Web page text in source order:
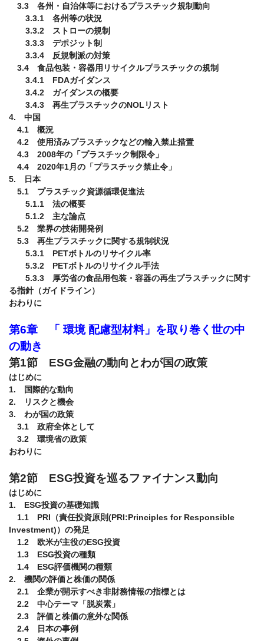
3.3　各州・自治体等におけるプラスチック規制動向
3.3.1　各州等の状況
3.3.2　ストローの規制
3.3.3　デポジット制
3.3.4　反規制派の対策
3.4　食品包装・容器用リサイクルプラスチックの規制
3.4.1　FDAガイダンス
3.4.2　ガイダンスの概要
3.4.3　再生プラスチックのNOLリスト
4.　中国
4.1　概況
4.2　使用済みプラスチックなどの輸入禁止措置
4.3　2008年の「プラスチック制限令」
4.4　2020年1月の「プラスチック禁止令」
5.　日本
5.1　プラスチック資源循環促進法
5.1.1　法の概要
5.1.2　主な論点
5.2　業界の技術開発例
5.3　再生プラスチックに関する規制状況
5.3.1　PETボトルのリサイクル率
5.3.2　PETボトルのリサイクル手法
5.3.3　厚労省の食品用包装・容器の再生プラスチックに関す
る指針（ガイドライン）
おわりに
第6章　「 環境 配慮型材料」を取り巻く世の中
の動き
第1節　ESG金融の動向とわが国の政策
はじめに
1.　国際的な動向
2.　リスクと機会
3.　わが国の政策
3.1　政府全体として
3.2　環境省の政策
おわりに
第2節　ESG投資を巡るファイナンス動向
はじめに
1.　ESG投資の基礎知識
1.1　PRI（責任投資原則(PRI:Principles for Responsible
Investment)）の発足
1.2　欧米が主役のESG投資
1.3　ESG投資の種類
1.4　ESG評価機関の種類
2.　機関の評価と株価の関係
2.1　企業が開示すべき非財務情報の指標とは
2.2　中心テーマ「脱炭素」
2.3　評価と株価の意外な関係
2.4　日本の事例